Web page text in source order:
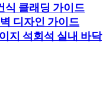
식 클래딩 가이드
디자인 가이드
지 석회석 실내 바닥